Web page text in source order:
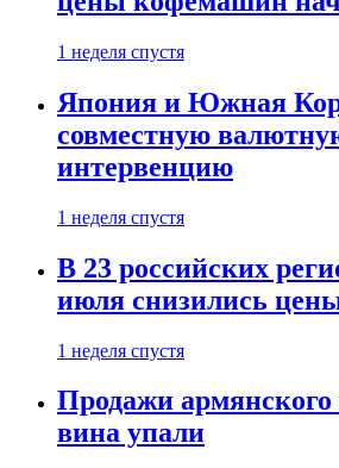
1 неделя спустя
Япония и Южная
совместную
интервенцию
1 неделя спустя
В 23 российских
июля снизились
1 неделя спустя
Продажи
вина упали